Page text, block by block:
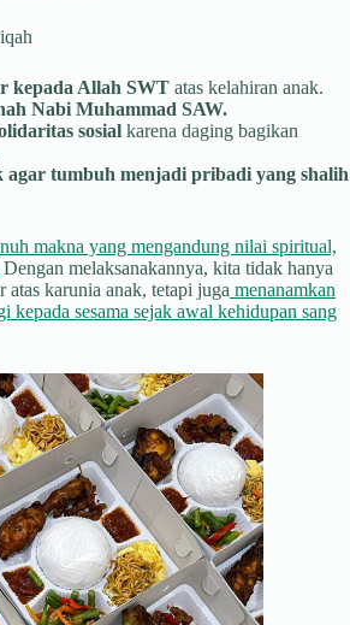
kepada Allah SWT atas kelahiran anak.
Nabi Muhammad SAW.
sosial karena daging bagikan
agar tumbuh menjadi pribadi yang shalih
makna yang mengandung nilai spiritual,
Dengan melaksanakannya, kita tidak hanya
atas karunia anak, tetapi juga menanamkan
kepada sesama sejak awal kehidupan sang